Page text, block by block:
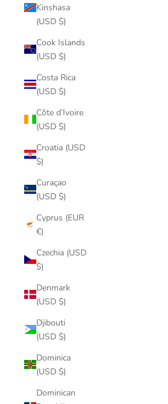
Kinshasa
(USD $)
Cook Islands
(USD $)
Costa Rica
(USD $)
Côte d’Ivoire
(USD $)
Croatia (USD
$)
Curaçao
(USD $)
Cyprus (EUR
€)
Czechia (USD
$)
Denmark
(USD $)
Djibouti
(USD $)
Dominica
(USD $)
Dominican